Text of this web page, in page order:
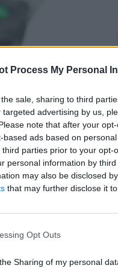
Process My Personal
sale, sharing to third
advertising by us,
note that after your
ads based on
parties prior to your
personal information by
may also be disclosed
that may further disclose it
Opt Outs
Sharing of my personal